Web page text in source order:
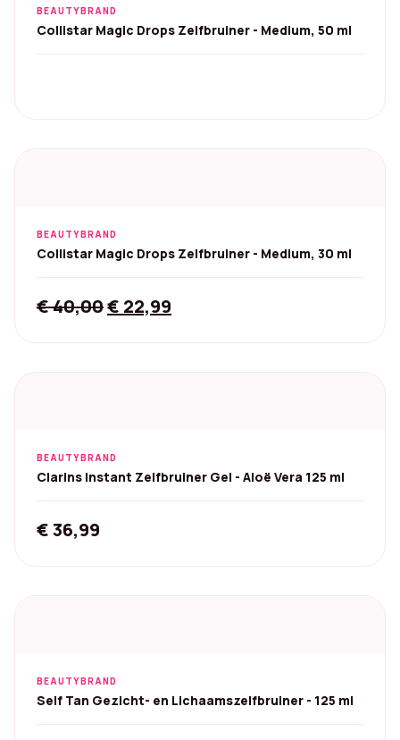
BEAUTYBRAND
Collistar Magic Drops Zelfbruiner - Medium, 50 ml
BEAUTYBRAND
Collistar Magic Drops Zelfbruiner - Medium, 30 ml
€40,00Original
€ 22,99
BEAUTYBRAND
Clarins Instant Zelfbruiner Gel - Aloë Vera 125 ml
€36,99
BEAUTYBRAND
Self Tan Gezicht- en Lichaamszelfbruiner - 125 ml